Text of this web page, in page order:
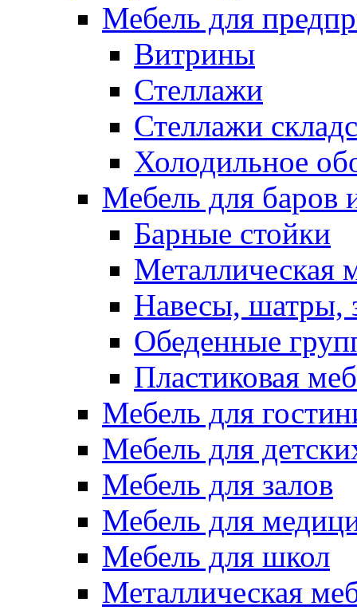
Мебель для
Витрины
Стеллажи
Стеллажи
Холодильное
Мебель для баров
Барные стойки
Металлическая
Навесы, шатры,
Обеденные
Пластиковая
Мебель для
Мебель для
Мебель для залов
Мебель для
Мебель для школ
Металлическая